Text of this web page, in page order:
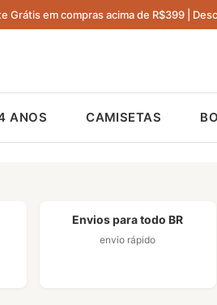
Grátis em compras acima de R$399 |
ANOS CAMISETAS
Envios para todo BR
envio rápido